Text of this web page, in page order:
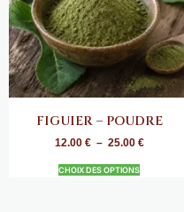
FIGUIER – POUDRE
12.00 € – 25.00 €
CHOIX DES OPTIONS